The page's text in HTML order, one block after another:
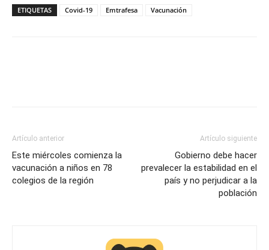
ETIQUETAS Covid-19 Emtrafesa Vacunación
Artículo anterior
Este miércoles comienza la
vacunación a niños en 78
colegios de la región
Artículo siguiente
Gobierno debe hacer
prevalecer la estabilidad en el
país y no perjudicar a la
población